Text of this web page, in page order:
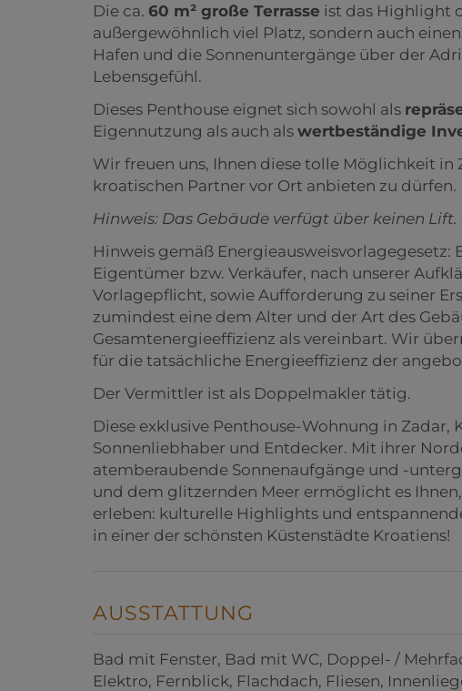
Die ca. 60 m² große Terrasse ist das Highlight
außergewöhnlich viel Platz, sondern auch einen
Hafen und die Sonnenuntergänge über der
Lebensgefühl.
Dieses Penthouse eignet sich sowohl als
Eigennutzung als auch als wertbeständige
Wir freuen uns, Ihnen diese tolle Möglichkeit
kroatischen Partner vor Ort anbieten zu dürfen.
Hinweis: Das Gebäude verfügt über keinen Lift.
Hinweis gemäß Energieausweisvorlagegesetz:
Eigentümer bzw. Verkäufer, nach unserer
Vorlagepflicht, sowie Aufforderung zu seiner
zumindest eine dem Alter und der Art des
Gesamtenergieeffizienz als vereinbart. Wir
für die tatsächliche Energieeffizienz der
Der Vermittler ist als Doppelmakler tätig.
Diese exklusive Penthouse-Wohnung in Zadar,
Sonnenliebhaber und Entdecker. Mit ihrer
atemberaubende Sonnenaufgänge und -
und dem glitzernden Meer ermöglicht es
erleben: kulturelle Highlights und
in einer der schönsten Küstenstädte Kroatiens!
AUSSTATTUNG
Bad mit Fenster Bad mit WC Doppel- /
Elektro Fernblick Flachdach Fliesen